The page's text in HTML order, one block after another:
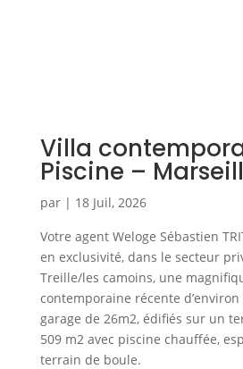
Villa
Piscine –
par | 18 Juil, 2026
Votre agent Weloge Sébastien
en exclusivité, dans le secteur
Treille/les camoins, une
contemporaine récente d’environ
garage de 26m2, édifiés sur un
509 m2 avec piscine chauffée,
terrain de boule.